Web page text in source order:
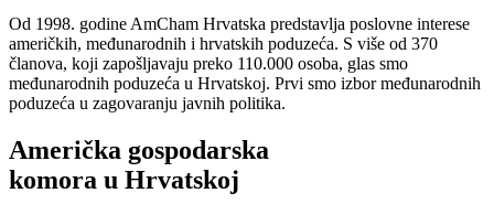
Od 1998. godine AmCham Hrvatska predstavlja poslovne interese
američkih, međunarodnih i hrvatskih poduzeća. S više od 370
članova, koji zapošljavaju preko 110.000 osoba, glas smo
međunarodnih poduzeća u Hrvatskoj. Prvi smo izbor međunarodnih
poduzeća u zagovaranju javnih politika.
Američka gospodarska
komora u Hrvatskoj